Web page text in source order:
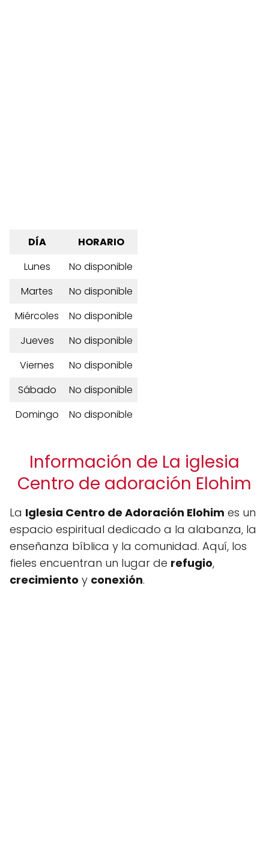
DÍA
HORARIO
Lunes
No disponible
Martes
No disponible
Miércoles
No disponible
Jueves
No disponible
Viernes
No disponible
Sábado
No disponible
Domingo
No disponible
Información de La iglesia
Centro de adoración Elohim
La Iglesia Centro de Adoración Elohim es un
espacio espiritual dedicado a la alabanza, la
enseñanza bíblica y la comunidad. Aquí, los
fieles encuentran un lugar de refugio,
crecimiento y conexión.